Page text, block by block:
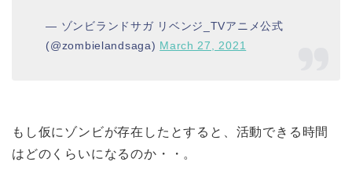
— ゾンビランドサガ リベンジ_TVアニメ公式
(@zombielandsaga) March 27, 2021
もし仮にゾンビが存在したとすると、活動できる時間
はどのくらいになるのか・・。